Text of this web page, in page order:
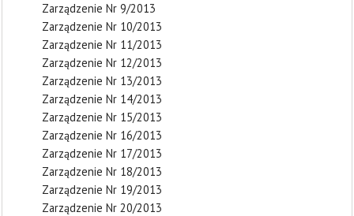
Zarządzenie Nr 9/2013
Zarządzenie Nr 10/2013
Zarządzenie Nr 11/2013
Zarządzenie Nr 12/2013
Zarządzenie Nr 13/2013
Zarządzenie Nr 14/2013
Zarządzenie Nr 15/2013
Zarządzenie Nr 16/2013
Zarządzenie Nr 17/2013
Zarządzenie Nr 18/2013
Zarządzenie Nr 19/2013
Zarządzenie Nr 20/2013